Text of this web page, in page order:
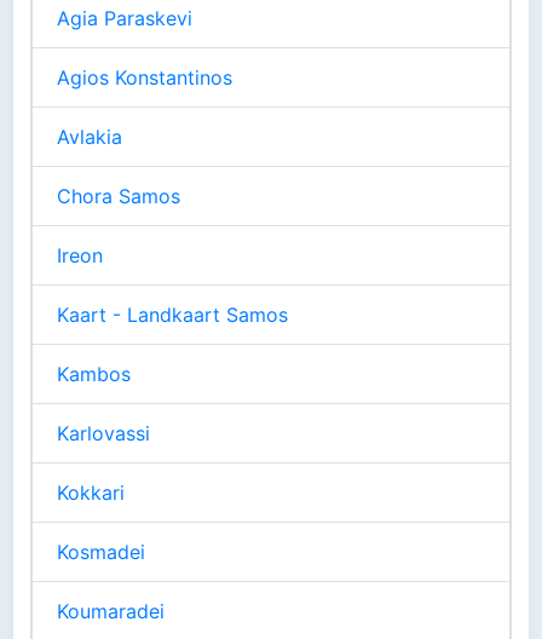
Agia Paraskevi
Agios Konstantinos
Avlakia
Chora Samos
Ireon
Kaart - Landkaart Samos
Kambos
Karlovassi
Kokkari
Kosmadei
Koumaradei